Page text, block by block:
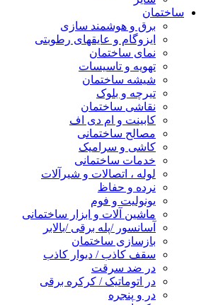
ساختمان
برق و هوشمند سازی
ایزوگام و عایقهای رطوبتی
نمای ساختمان
تهویه و تاسیسات
شیشه ساختمان
تیرچه و بلوک
نقاشی ساختمان
کابینت و ام دی اف
مصالح ساختمانی
کاشی و سرامیک
خدمات ساختمانی
لوله ، اتصالات و شیرآلات
نرده و حفاظ
یونولیت و فوم
ماشین آلات و ابزار ساختمانی
آسانسور /پله برقی /بالابر
بازسازی ساختمان
سقف کاذب / دیوار کاذب
در ضد سرقت
در اتوماتیک / کرکره برقی
در و پنجره